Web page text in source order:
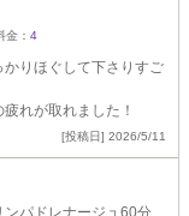
金： 4
りほぐして下さりすご
れが取れました！
[投稿日] 2026/5/11
ンパドレナージュ60分